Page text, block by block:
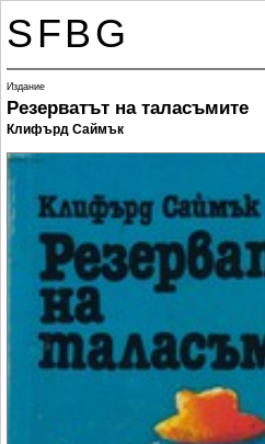
SFBG
Издание
Резерватът на таласъмите
Клифърд Саймък